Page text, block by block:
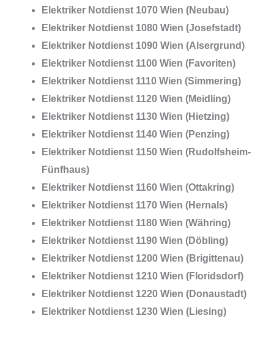
Elektriker Notdienst 1070 Wien (Neubau)
Elektriker Notdienst 1080 Wien (Josefstadt)
Elektriker Notdienst 1090 Wien (Alsergrund)
Elektriker Notdienst 1100 Wien (Favoriten)
Elektriker Notdienst 1110 Wien (Simmering)
Elektriker Notdienst 1120 Wien (Meidling)
Elektriker Notdienst 1130 Wien (Hietzing)
Elektriker Notdienst 1140 Wien (Penzing)
Elektriker Notdienst 1150 Wien (Rudolfsheim-
Fünfhaus)
Elektriker Notdienst 1160 Wien (Ottakring)
Elektriker Notdienst 1170 Wien (Hernals)
Elektriker Notdienst 1180 Wien (Währing)
Elektriker Notdienst 1190 Wien (Döbling)
Elektriker Notdienst 1200 Wien (Brigittenau)
Elektriker Notdienst 1210 Wien (Floridsdorf)
Elektriker Notdienst 1220 Wien (Donaustadt)
Elektriker Notdienst 1230 Wien (Liesing)